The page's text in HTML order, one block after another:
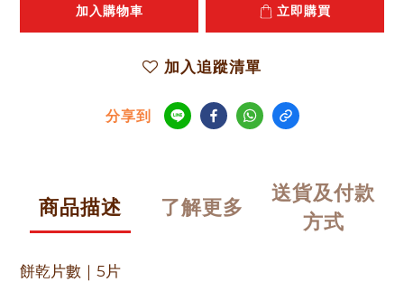
加入購物車 立即購買
加入追蹤清單
分享到
商品描述 了解更多
送貨及付款
方式
餅乾片數｜5片